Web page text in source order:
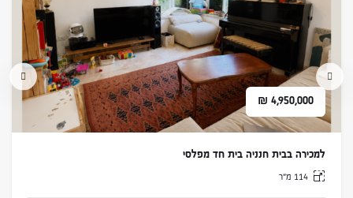
4,950,000
₪
למכירה בבית חנניה בית חד מפלסי
114 מ״ר